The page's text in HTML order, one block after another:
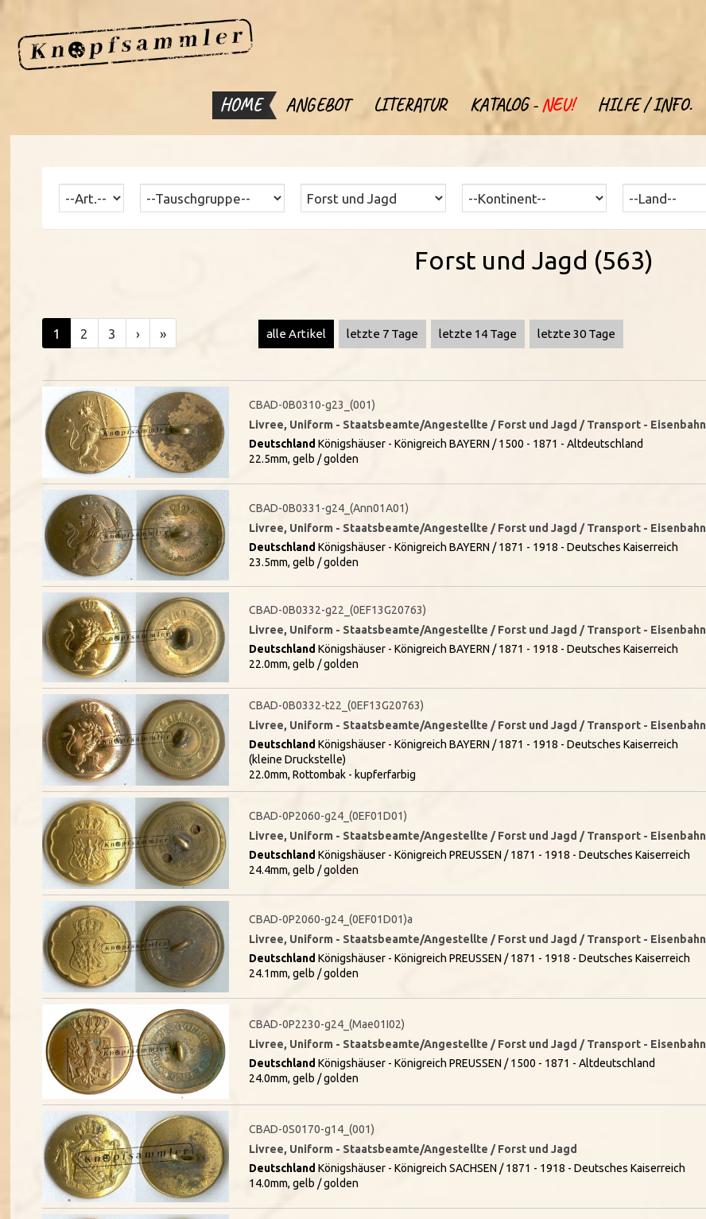
HOME ANGEBOT LITERATUR KATALOG -NEU! HILFE / INFO.
Forst und Jagd (563)
1 2 3 › » alle Artikel letzte 7 Tage letzte 14 Tage letzte 30 Tage
CBAD-0B0310-g23_(001)
Livree, Uniform - Staatsbeamte/Angestellte / Forst und Jagd / Transport - Eisenbahn
Deutschland Königshäuser - Königreich BAYERN / 1500 - 1871 - Altdeutschland
22.5mm, gelb / golden
CBAD-0B0331-g24_(Ann01A01)
Livree, Uniform - Staatsbeamte/Angestellte / Forst und Jagd / Transport - Eisenbahn
Deutschland Königshäuser - Königreich BAYERN / 1871 - 1918 - Deutsches Kaiserreich
23.5mm, gelb / golden
CBAD-0B0332-g22_(0EF13G20763)
Livree, Uniform - Staatsbeamte/Angestellte / Forst und Jagd / Transport - Eisenbahn
Deutschland Königshäuser - Königreich BAYERN / 1871 - 1918 - Deutsches Kaiserreich
22.0mm, gelb / golden
CBAD-0B0332-t22_(0EF13G20763)
Livree, Uniform - Staatsbeamte/Angestellte / Forst und Jagd / Transport - Eisenbahn
Deutschland Königshäuser - Königreich BAYERN / 1871 - 1918 - Deutsches Kaiserreich
(kleine Druckstelle)
22.0mm, Rottombak - kupferfarbig
CBAD-0P2060-g24_(0EF01D01)
Livree, Uniform - Staatsbeamte/Angestellte / Forst und Jagd / Transport - Eisenbahn
Deutschland Königshäuser - Königreich PREUSSEN / 1871 - 1918 - Deutsches Kaiserreich
24.4mm, gelb / golden
CBAD-0P2060-g24_(0EF01D01)a
Livree, Uniform - Staatsbeamte/Angestellte / Forst und Jagd / Transport - Eisenbahn
Deutschland Königshäuser - Königreich PREUSSEN / 1871 - 1918 - Deutsches Kaiserreich
24.1mm, gelb / golden
CBAD-0P2230-g24_(Mae01I02)
Livree, Uniform - Staatsbeamte/Angestellte / Forst und Jagd / Transport - Eisenbahn
Deutschland Königshäuser - Königreich PREUSSEN / 1500 - 1871 - Altdeutschland
24.0mm, gelb / golden
CBAD-0S0170-g14_(001)
Livree, Uniform - Staatsbeamte/Angestellte / Forst und Jagd
Deutschland Königshäuser - Königreich SACHSEN / 1871 - 1918 - Deutsches Kaiserreich
14.0mm, gelb / golden